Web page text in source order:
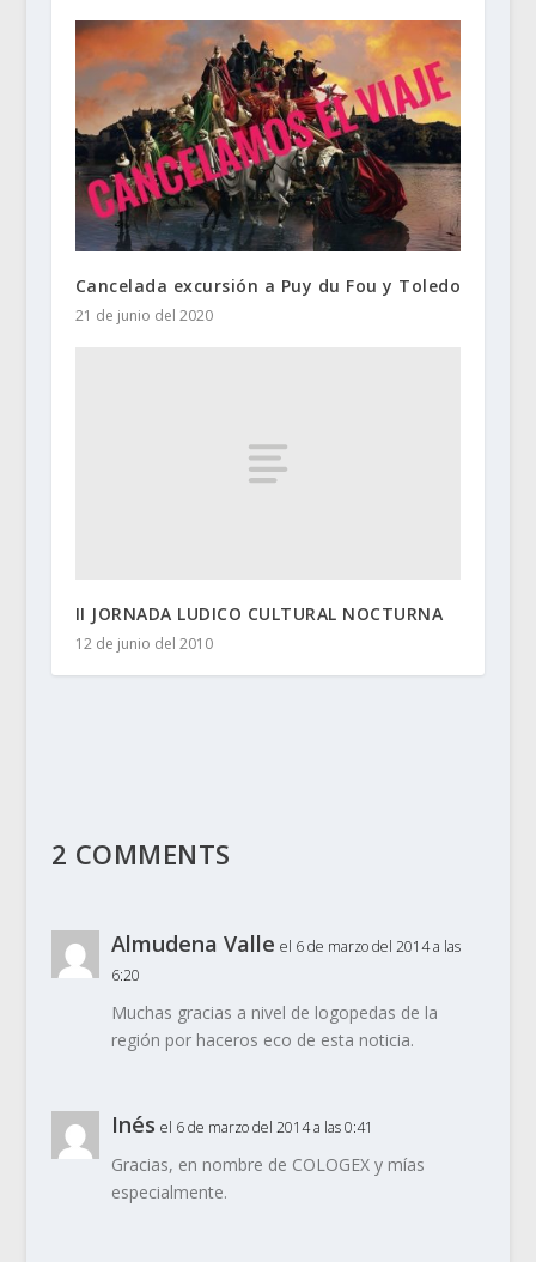
Cancelada excursión a Puy du Fou y Toledo
21 de junio del 2020
II JORNADA LUDICO CULTURAL NOCTURNA
12 de junio del 2010
2 COMMENTS
Almudena Valle el 6 de marzo del 2014 a las
6:20
Muchas gracias a nivel de logopedas de la
región por haceros eco de esta noticia.
Inés el 6 de marzo del 2014 a las 0:41
Gracias, en nombre de COLOGEX y mías
especialmente.